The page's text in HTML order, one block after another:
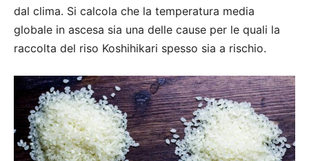
dal clima. Si calcola che la temperatura media
globale in ascesa sia una delle cause per le quali la
raccolta del riso Koshihikari spesso sia a rischio.